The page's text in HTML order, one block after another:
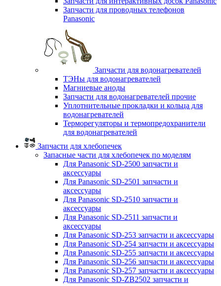
Запчасти для проводных телефонов
Panasonic
Запчасти для водонагревателей
ТЭНы для водонагревателей
Магниевые аноды
Запчасти для водонагревателей прочие
Уплотнительные прокладки и кольца для
водонагревателей
Терморегуляторы и термопредохранители
для водонагревателей
Запчасти для хлебопечек
Запасные части для хлебопечек по моделям
Для Panasonic SD-2500 запчасти и
аксессуары
Для Panasonic SD-2501 запчасти и
аксессуары
Для Panasonic SD-2510 запчасти и
аксессуары
Для Panasonic SD-2511 запчасти и
аксессуары
Для Panasonic SD-253 запчасти и аксессуары
Для Panasonic SD-254 запчасти и аксессуары
Для Panasonic SD-255 запчасти и аксессуары
Для Panasonic SD-256 запчасти и аксессуары
Для Panasonic SD-257 запчасти и аксессуары
Для Panasonic SD-ZB2502 запчасти и